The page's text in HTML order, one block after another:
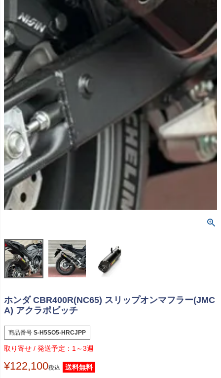
ホンダ CBR400R(NC65) スリップオンマフラー(JMC
A) アクラポビッチ
商品番号 S-H5SO5-HRCJPP
1～3週
¥122,100税込 送料無料